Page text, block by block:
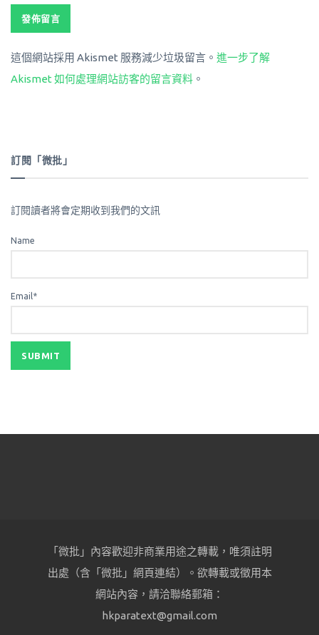
這個網站採用 Akismet 服務減少垃圾留言。 進一步了解
Akismet 如何處理網站訪客的留言資料 。
訂閱「微批」
訂閱讀者將會定期收到我們的文訊
Name
Email*
「微批」內容歡迎非商業用途之轉載，唯須註明
出處（含「微批」網頁連結）。欲轉載或徵用本
網站內容，請洽聯絡郵箱：
hkparatext@gmail.com